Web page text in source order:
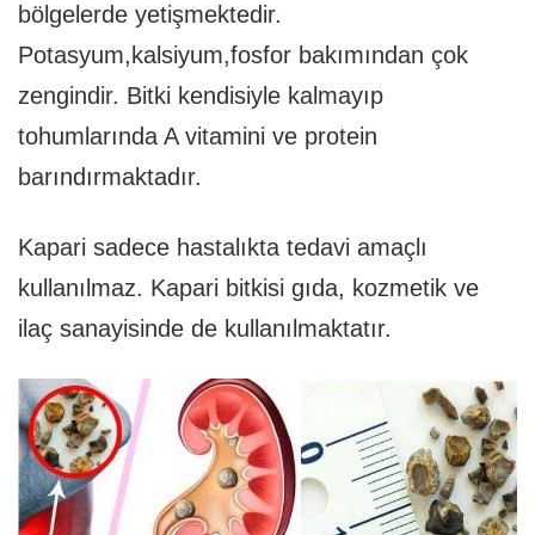
bölgelerde yetişmektedir.
Potasyum,kalsiyum,fosfor bakımından çok
zengindir. Bitki kendisiyle kalmayıp
tohumlarında A vitamini ve protein
barındırmaktadır.
Kapari sadece hastalıkta tedavi amaçlı
kullanılmaz. Kapari bitkisi gıda, kozmetik ve
ilaç sanayisinde de kullanılmaktatır.